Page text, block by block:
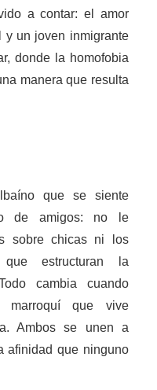
a contar: el amor
y un joven inmigrante
donde la homofobia
manera que resulta
que se siente
de amigos: no le
sobre chicas ni los
estructuran la
cambia cuando
que vive
Ambos se unen a
afinidad que ninguno